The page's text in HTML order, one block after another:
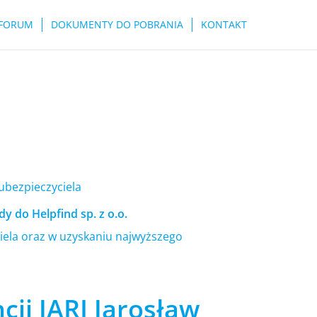
DOKUMENTY DO POBRANIA KONTAKT
do Helpfind sp. z o.o.
oraz w uzyskaniu najwyższego
JARI Jarosław